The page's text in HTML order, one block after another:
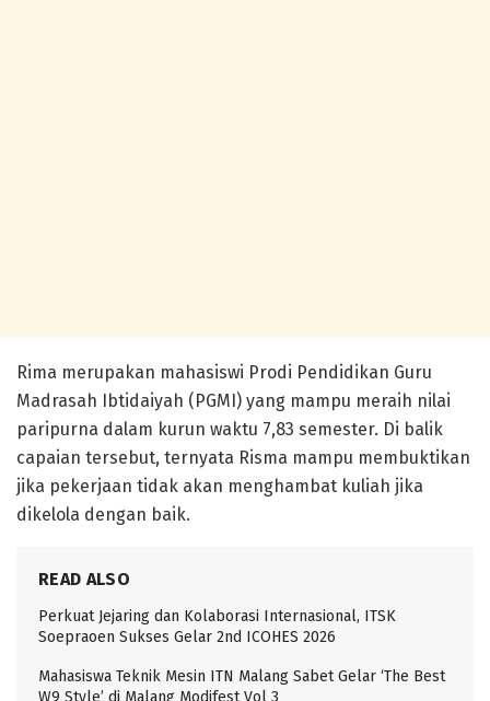
Rima merupakan mahasiswi Prodi Pendidikan Guru
Madrasah Ibtidaiyah (PGMI) yang mampu meraih nilai
paripurna dalam kurun waktu 7,83 semester. Di balik
capaian tersebut, ternyata Risma mampu membuktikan
jika pekerjaan tidak akan menghambat kuliah jika
dikelola dengan baik.
READ ALSO
Perkuat Jejaring dan Kolaborasi Internasional, ITSK
Soepraoen Sukses Gelar 2nd ICOHES 2026
Mahasiswa Teknik Mesin ITN Malang Sabet Gelar ‘The Best
W9 Style’ di Malang Modifest Vol 3